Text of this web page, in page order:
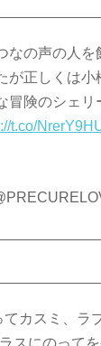
なの声の人
が正しくは小
冒険のシェ
t.co/
てカスミ、ラ
スにのって